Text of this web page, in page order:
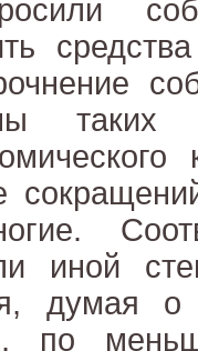
таких
иной
думая
по